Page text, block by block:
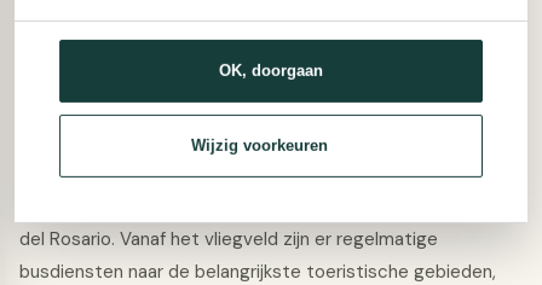
OK, doorgaan
Wijzig voorkeuren
PRAKTISCHE INFORMATIE EN
REISTIPS VOOR SURFVAKANTIES
IN LANZAROTE
Vervoer en bereikbaarheid:Fuerteventura is gemakkelijk
del Rosario. Vanaf het vliegveld zijn er regelmatige
busdiensten naar de belangrijkste toeristische gebieden,